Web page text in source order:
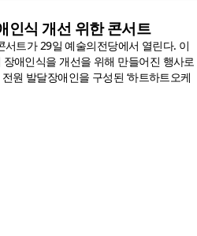
인식 개선 위한 콘서트
트가 29일 예술의전당에서 열린다. 이
장애인식을 개선을 위해 만들어진 행사로
원 발달장애인을 구성된 ‘하트하트오케